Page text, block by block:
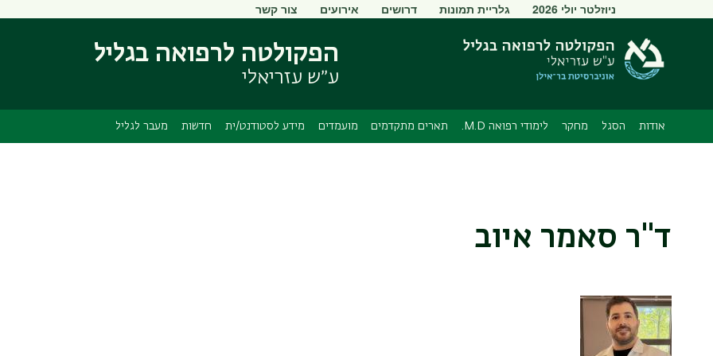
העיקרי
ניווט
תפריט
ניוזלטר יולי 2026 גלריית תמונות דרושים אירועים צור קשר
הפקולטה לרפואה בגליל
ע״ש עזריאלי
אודות הסגל מחקר לימודי רפואה M.D. תארים מתקדמים מועמדים מידע לסטודנט/ית חדשות מעבר לגליל
ד"ר סאמר איוב